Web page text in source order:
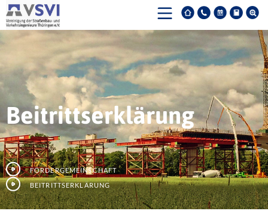
Beitrittserklärung
Fördergemeinschaft
Beitrittserklärung